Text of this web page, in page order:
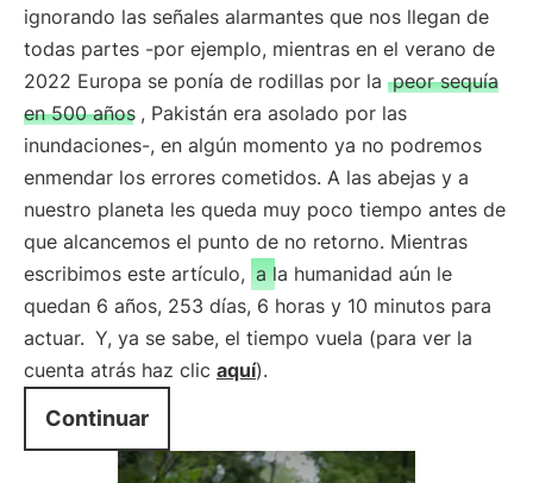
ignorando las señales alarmantes que nos llegan de
todas partes -por ejemplo, mientras en el verano de
2022 Europa se ponía de rodillas por la peor sequía
en 500 años , Pakistán era asolado por las
inundaciones-, en algún momento ya no podremos
enmendar los errores cometidos. A las abejas y a
nuestro planeta les queda muy poco tiempo antes de
que alcancemos el punto de no retorno. Mientras
escribimos este artículo, a la humanidad aún le
quedan 6 años, 253 días, 6 horas y 10 minutos para
actuar. Y, ya se sabe, el tiempo vuela (para ver la
cuenta atrás haz clic aquí).
Continuar